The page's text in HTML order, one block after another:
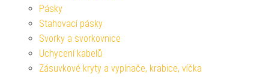
Pásky
Stahovací pásky
Svorky a svorkovnice
Uchycení kabelů
Zásuvkové kryty a vypínače, krabice, víčka